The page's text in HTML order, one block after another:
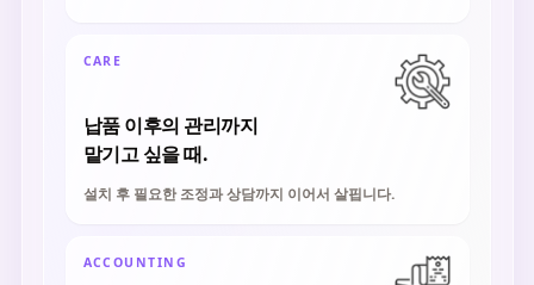
CARE
납품 이후의 관리까지
맡기고 싶을 때.
설치 후 필요한 조정과 상담까지 이어서 살핍니다.
ACCOUNTING